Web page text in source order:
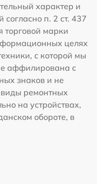
характер и
п. 2 ст. 437
торговой марки
целях
с которой мы
аффилирована с
знаков и не
виды ремонтных
на устройствах,
обороте, в